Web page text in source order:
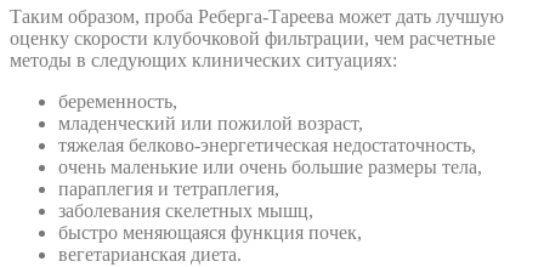
Таким образом, проба Реберга-Тареева может дать лучшую
оценку скорости клубочковой фильтрации, чем расчетные
методы в следующих клинических ситуациях:
беременность,
младенческий или пожилой возраст,
тяжелая белково-энергетическая недостаточность,
очень маленькие или очень большие размеры тела,
параплегия и тетраплегия,
заболевания скелетных мышц,
быстро меняющаяся функция почек,
вегетарианская диета.